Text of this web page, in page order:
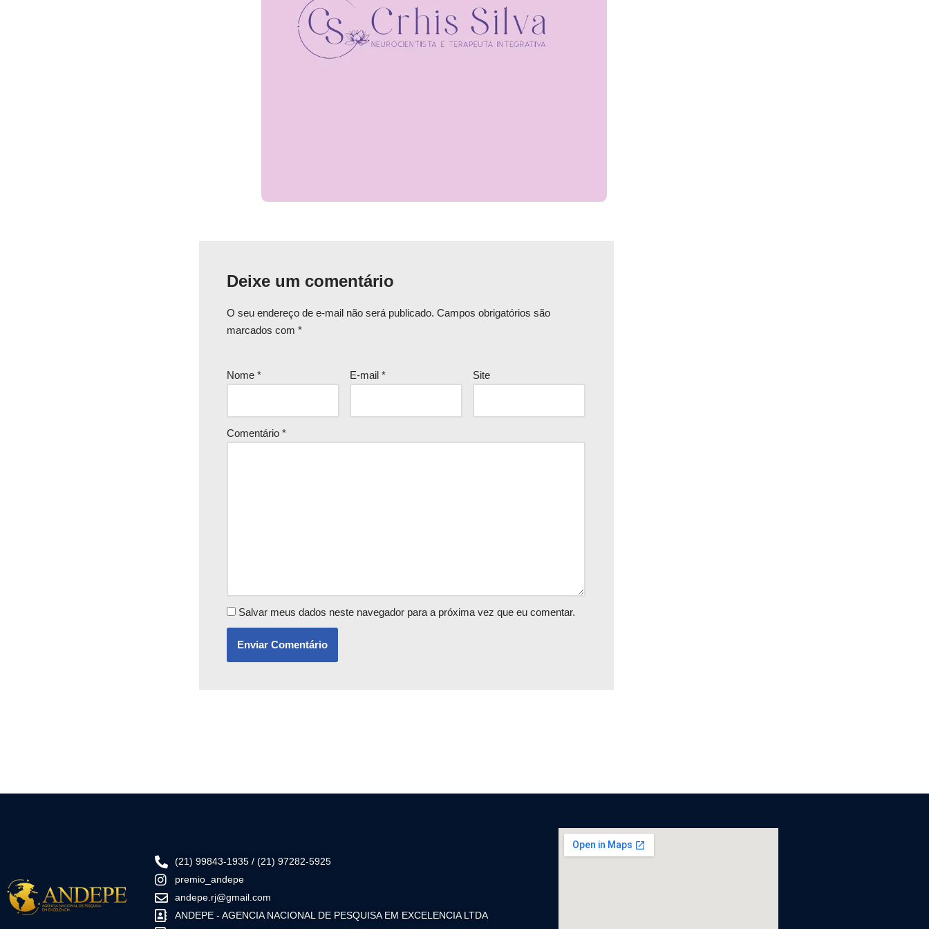
Deixe um comentário
O seu endereço de e-mail não será publicado. Campos obrigatórios são
marcados com *
Nome * E-mail * Site
Comentário *
Salvar meus dados neste navegador para a próxima vez que eu comentar.
(21) 99843-1935 / (21) 97282-5925
premio_andepe
andepe.rj@gmail.com
ANDEPE - AGENCIA NACIONAL DE PESQUISA EM EXCELENCIA LTDA